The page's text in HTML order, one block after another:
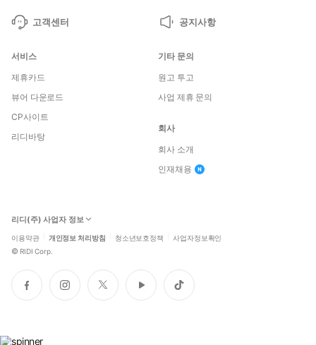
고객센터 공지사항
서비스
제휴카드
뷰어 다운로드
CP사이트
리디바탕
기타 문의
원고 투고
사업 제휴 문의
회사
회사 소개
인재채용
리디(주) 사업자 정보
이용약관 개인정보 처리방침 청소년보호정책 사업자정보확인
© RIDI Corp.
페
이
인
스
트
위
유
튜
틱
톡